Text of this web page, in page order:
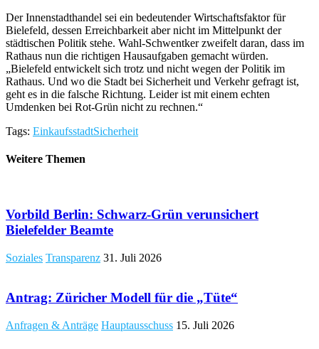
Der Innenstadthandel sei ein bedeutender Wirtschaftsfaktor für
Bielefeld, dessen Erreichbarkeit aber nicht im Mittelpunkt der
städtischen Politik stehe. Wahl-Schwentker zweifelt daran, dass im
Rathaus nun die richtigen Hausaufgaben gemacht würden.
„Bielefeld entwickelt sich trotz und nicht wegen der Politik im
Rathaus. Und wo die Stadt bei Sicherheit und Verkehr gefragt ist,
geht es in die falsche Richtung. Leider ist mit einem echten
Umdenken bei Rot-Grün nicht zu rechnen.“
Tags: EinkaufsstadtSicherheit
Weitere Themen
Vorbild Berlin: Schwarz-Grün verunsichert
Bielefelder Beamte
Soziales Transparenz 31. Juli 2026
Antrag: Züricher Modell für die „Tüte“
Anfragen & Anträge Hauptausschuss 15. Juli 2026